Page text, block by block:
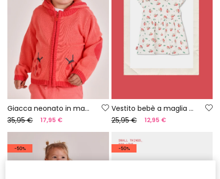
Giacca neonato in maglia rosa
35,95 €
17,95 €
Vestito bebè a maglia con stampa
25,95 €
12,95 €
-50% -50%